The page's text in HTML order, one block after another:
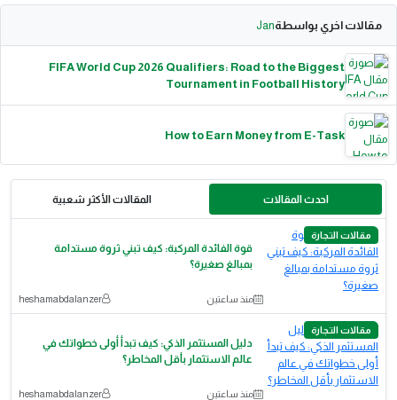
مقالات اخري بواسطةJan
FIFA World Cup 2026 Qualifiers: Road to the Biggest
Tournament in Football History
How to Earn Money from E-Task
احدث المقالات المقالات الأكثر شعبية
مقالات التجارة
قوة الفائدة المركبة: كيف تبني ثروة مستدامة
بمبالغ صغيرة؟
منذ ساعتين heshamabdalanzer
مقالات التجارة
دليل المستثمر الذكي: كيف تبدأ أولى خطواتك في
عالم الاستثمار بأقل المخاطر؟
منذ ساعتين heshamabdalanzer